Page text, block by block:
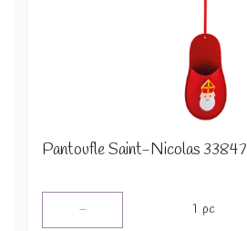
Pantoufle Saint-Nicolas 33847
- 1 pc